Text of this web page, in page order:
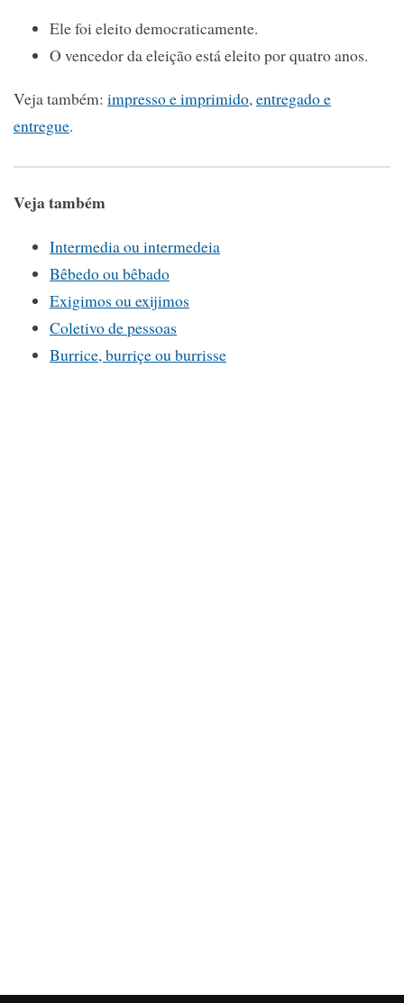
Ele foi eleito democraticamente.
O vencedor da eleição está eleito por quatro anos.
Veja também: impresso e imprimido,entregado e
entregue.
Veja também
Intermedia ou intermedeia
Bêbedo ou bêbado
Exigimos ou exijimos
Coletivo de pessoas
Burrice, burriçe ou burrisse